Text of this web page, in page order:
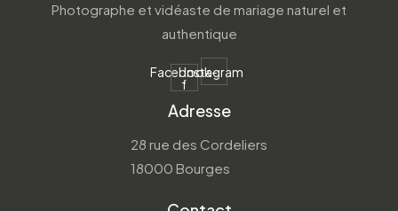
Photographe et vidéaste de mariage naturel et
authentique
Facebook-
f
Instagram
Adresse
28 rue des Cordeliers
18000 Bourges